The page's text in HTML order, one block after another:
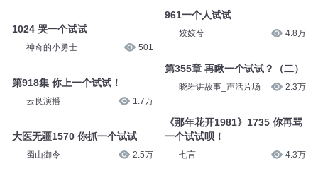
1024 哭一个试试
神奇的小勇士 501
第918集 你上一个试试！
云良演播 1.7万
大医无疆1570 你抓一个试试
蜀山御令 2.5万
961一个人试试
姣姣兮 4.8万
第355章 再瞅一个试试？（二）
晓岩讲故事_声活片场 2.3万
《那年花开1981》1735 你再骂
一个试试呗！
七言 4.3万